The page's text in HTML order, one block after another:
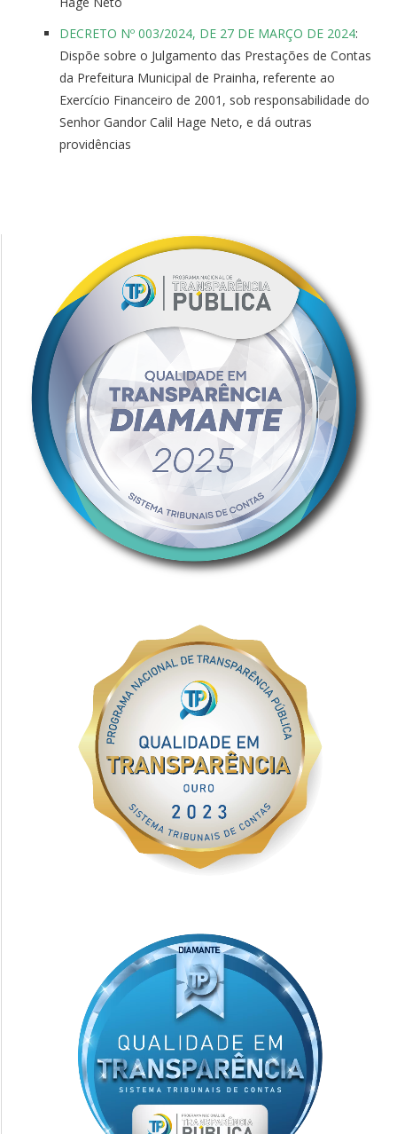
DECRETO Nº 003/2024, DE 27 DE MARÇO DE 2024:
Dispõe sobre o Julgamento das Prestações de Contas
da Prefeitura Municipal de Prainha, referente ao
Exercício Financeiro de 2001, sob responsabilidade do
Senhor Gandor Calil Hage Neto, e dá outras
providências